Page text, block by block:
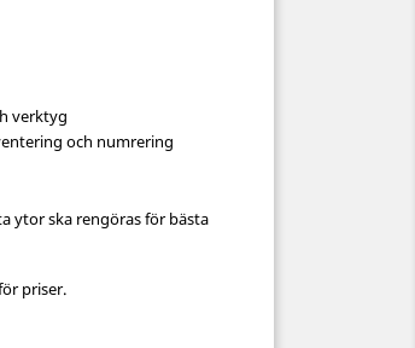
verktyg
och numrering
ytor ska rengöras för bästa
priser.